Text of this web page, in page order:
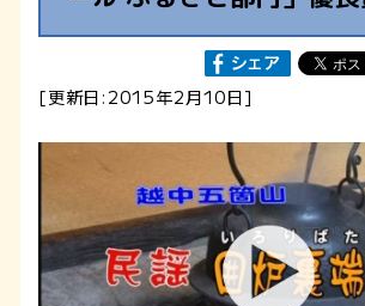
[更新日:2015年2月10日]